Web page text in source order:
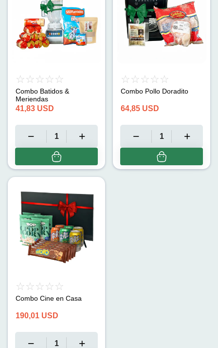
Combo Batidos &
Meriendas
41,83 USD
Combo Pollo Doradito
64,85 USD
Combo Cine en Casa
190,01 USD